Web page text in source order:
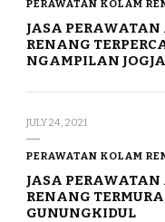
PERAWATAN KOLAM
JASA
RENANG
NGAMPILAN
JULY 24, 2021
PERAWATAN KOLAM
JASA
RENANG
GUNUNGKIDUL